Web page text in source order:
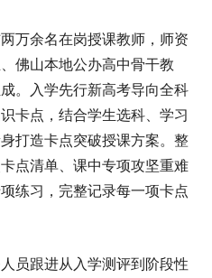
万余名在岗授课教师，师资
佛山本地公办高中骨干教
。入学先行新高考导向全科
卡点，结合学生选科、学习
打造卡点突破授课方案。整
点清单、课中专项攻坚重难
练习，完整记录每一项卡点
员跟进从入学测评到阶段性